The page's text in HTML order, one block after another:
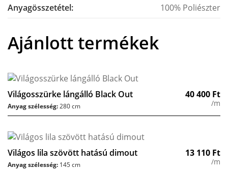
Anyagösszetétel:
100% Poliészter
Ajánlott termékek
Világosszürke lángálló Black Out 40 400 Ft
/m
Anyag szélesség:280 cm
Világos lila szövött hatású dimout 13 110 Ft
/m
Anyag szélesség: 145 cm